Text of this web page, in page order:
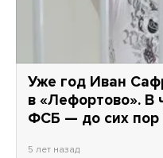
Уже год Иван
в «Лефортово». В
ФСБ — до сих пор
5 лет назад